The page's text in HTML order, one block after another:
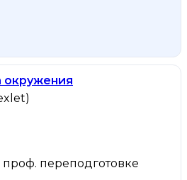
окружения
переподготовке